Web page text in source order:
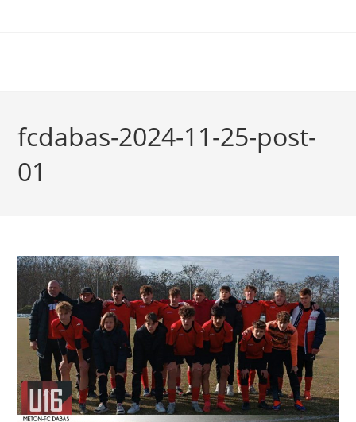
fcdabas-2024-11-25-post-
01